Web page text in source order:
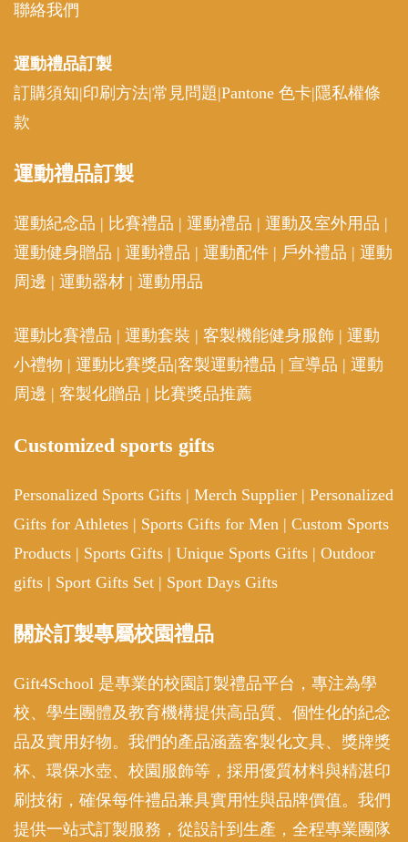
聯絡我們
運動禮品訂製
訂購須知|印刷方法|常見問題|Pantone 色卡| 隱私權條
款
運動禮品訂製
運動紀念品 | 比賽禮品 | 運動禮品 | 運動及室外用品 |
運動健身贈品 | 運動禮品 | 運動配件 | 戶外禮品 | 運動
周邊 | 運動器材 | 運動用品
運動比賽禮品 | 運動套裝 | 客製機能健身服飾 | 運動
小禮物 | 運動比賽獎品|客製運動禮品 | 宣導品 | 運動
周邊 | 客製化贈品 | 比賽獎品推薦
Customized sports gifts
Personalized Sports Gifts | Merch Supplier | Personalized
Gifts for Athletes | Sports Gifts for Men | Custom Sports
Products | Sports Gifts | Unique Sports Gifts | Outdoor
gifts | Sport Gifts Set | Sport Days Gifts
關於訂製專屬校園禮品
Gift4School 是專業的校園訂製禮品平台，專注為學
校、學生團體及教育機構提供高品質、個性化的紀念
品及實用好物。我們的產品涵蓋客製化文具、獎牌獎
杯、環保水壺、校園服飾等，採用優質材料與精湛印
刷技術，確保每件禮品兼具實用性與品牌價值。我們
提供一站式訂製服務，從設計到生產，全程專業團隊